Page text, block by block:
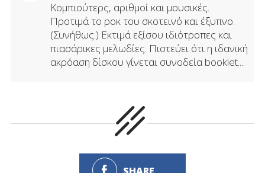
Κομπιούτερς, αριθμοί και μουσικές.
Προτιμά το ροκ του σκοτεινό και έξυπνο.
(Συνήθως.) Εκτιμά εξίσου ιδιότροπες και
πιασάρικες μελωδίες. Πιστεύει ότι η ιδανική
ακρόαση δίσκου γίνεται συνοδεία booklet....
SHARE